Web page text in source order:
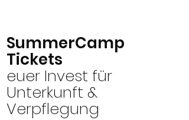
SummerCamp
Tickets
euer Invest für
Unterkunft &
Verpflegung